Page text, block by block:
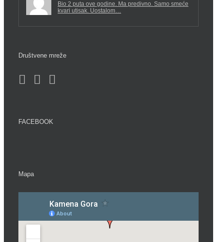
Bio 2 puta ove godine. Ma predivno. Samo smeće
kvari utisak. Uostalom…
Društvene mreže
FACEBOOK
Mapa